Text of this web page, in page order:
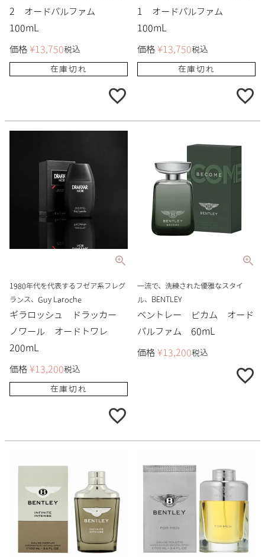
2 オードパルファム
100mL
価格 ¥13,750税込
在庫切れ
1 オードパルファム
100mL
価格 ¥13,750税込
在庫切れ
1980年代を代表するフゼア系フレグ
ランス、Guy Laroche
ギラロッシュ ドラッカー
ノワール オードトワレ
200mL
価格 ¥13,200税込
在庫切れ
一流で、洗練された優雅なスタイ
ル、BENTLEY
ベントレー ビカム オード
パルファム 60mL
価格 ¥13,200税込